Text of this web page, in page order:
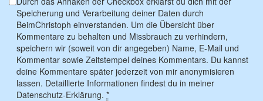
Speicherung und Verarbeitung deiner Daten durch
BeimChristoph einverstanden. Um die Übersicht über
Kommentare zu behalten und Missbrauch zu verhindern,
speichern wir (soweit von dir angegeben) Name, E-Mail und
Kommentar sowie Zeitstempel deines Kommentars. Du kannst
deine Kommentare später jederzeit von mir anonymisieren
lassen. Detaillierte Informationen findest du in meiner
Datenschutz-Erklärung. *